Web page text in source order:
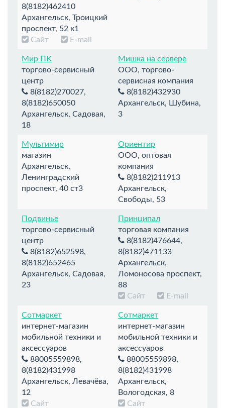
8(8182)462410
Архангельск, Троицкий
проспект, 52 к1
Сайт
E-mail
Мир ПК
торгово-сервисный
центр
8(8182)270027,
8(8182)650050
Архангельск, Садовая,
18
Мишка на сервере
ООО, торгово-
сервисная компания
8(8182)432930
Архангельск, Шубина,
3
Мультимир
магазин
Архангельск,
Ленинградский
проспект, 40 ст3
Ориентир
ООО, оптовая
компания
8(8182)211913
Архангельск,
Свободы, 53
Подвинье
торгово-сервисный
центр
8(8182)652598,
8(8182)652465
Архангельск, Садовая,
23
Принципал
торговая компания
8(8182)476644,
8(8182)471133
Архангельск,
Ломоносова проспект,
88
Сайт
E-mail
Сотмаркет
интернет-магазин
мобильной техники и
аксессуаров
88005559898,
8(8182)431998
Архангельск, Левачёва,
12
Сайт
Сотмаркет
интернет-магазин
мобильной техники и
аксессуаров
88005559898,
8(8182)431998
Архангельск,
Вологодская, 8
Сайт